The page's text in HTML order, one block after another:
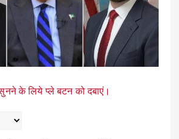
के लिये प्ले बटन को दबाएं।